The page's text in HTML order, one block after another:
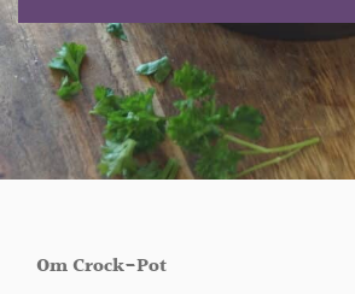
Om Crock-Pot